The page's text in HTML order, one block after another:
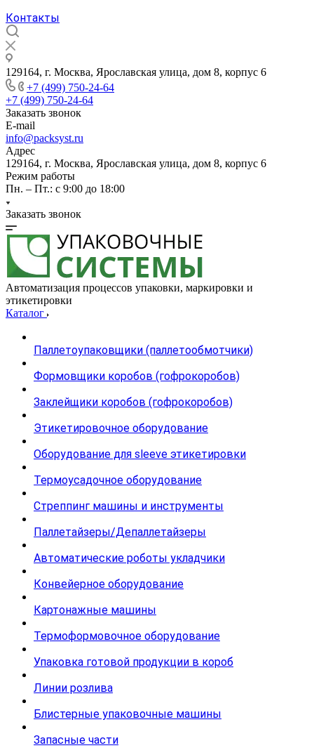
Контакты
129164, г. Москва, Ярославская улица, дом 8, корпус 6
+7 (499) 750-24-64
+7 (499) 750-24-64
Заказать звонок
E-mail
info@packsyst.ru
Адрес
129164, г. Москва, Ярославская улица, дом 8, корпус 6
Режим работы
Пн. – Пт.: с 9:00 до 18:00
Заказать звонок
Автоматизация процессов упаковки, маркировки и
этикетировки
Каталог
Паллетоупаковщики (паллетообмотчики)
Формовщики коробов (гофрокоробов)
Заклейщики коробов (гофрокоробов)
Этикетировочное оборудование
Оборудование для sleeve этикетировки
Термоусадочное оборудование
Стреппинг машины и инструменты
Паллетайзеры/Депаллетайзеры
Автоматические роботы укладчики
Конвейерное оборудование
Картонажные машины
Термоформовочное оборудование
Упаковка готовой продукции в короб
Линии розлива
Блистерные упаковочные машины
Запасные части